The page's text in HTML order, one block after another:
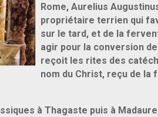
Rome, Aurelius
propriétaire terrien qui
sur le tard, et de la
agir pour la conversion
reçoit les rites des
nom du Christ, reçu de la
à Thagaste puis à